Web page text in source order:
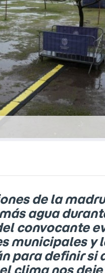
de la
agua
convocante
municipales y
para definir si
clima nos